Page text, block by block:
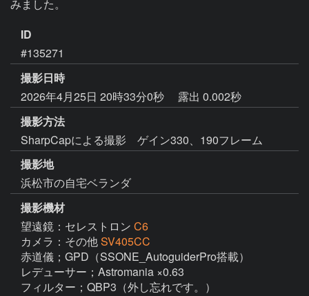
みました。
ID
#135271
撮影日時
2026年4月25日 20時33分0秒
露出 0.002秒
撮影方法
SharpCapによる撮影 ゲイン330、190フレーム
撮影地
浜松市の自宅ベランダ
撮影機材
望遠鏡：セレストロン C6
カメラ：その他SV405CC
赤道儀；GPD（SSONE_AutoguiderPro搭載）
レデューサー；Astromania ×0.63
フィルター；QBP3（外し忘れです。）